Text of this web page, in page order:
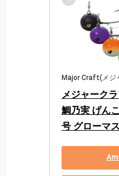
Major Craft(メジ
メジャーク
鯛乃実 げん
号 グローマ